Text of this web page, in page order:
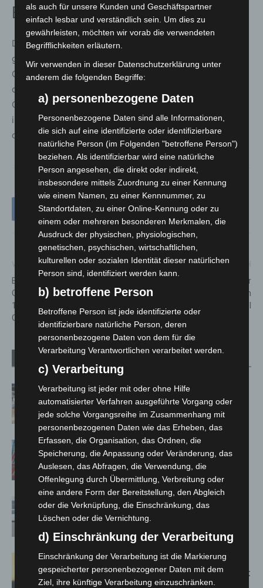
Einordnung
Die regelmäßig sinkenden Spendezahlen in Ferienzeiten
gelten als wiederkehrende Herausforderung für das
Gesundheitssystem. Gleichzeitig steigt der Bedarf durch
demografische Entwicklungen und eine alternde
Gesellschaft. Expertinnen und Experten warnen daher
immer wieder vor möglichen Versorgungsengpässen
ohne kontinuierliche Spendenbereitschaft.
Vorheriger Artikel
Blaulichtmeile in Seelze:
Großes Familienevent zum
130-jährigen Jubiläum der
Ortsfeuerwehr
Nächster Artikel
Tiefgaragenbrand: Feuerwehr
Langenhagen übt am Maritim
Kunst trifft Weingenuss: Barbara-
Susann Mehring zeigt ihre Werke im
Jacques’ Wein-Depot Isernhagen
A2: Zweite Turbobaustelle startet
zwischen Hannover-West und
Bothfeld
Niedersachsen: Feuerwehrkräfte
kehren nach Waldbrandeinsatz aus
Spanien zurück
Hannover: Erste Tigermücken-
Population in Niedersachsen entdeckt
als auch für unsere Kunden und Geschäftspartner
einfach lesbar und verständlich sein. Um dies zu
gewährleisten, möchten wir vorab die verwendeten
Begrifflichkeiten erläutern.
Wir verwenden in dieser Datenschutzerklärung unter
anderem die folgenden Begriffe:
a) personenbezogene Daten
Personenbezogene Daten sind alle Informationen,
die sich auf eine identifizierte oder identifizierbare
natürliche Person (im Folgenden "betroffene Person")
beziehen. Als identifizierbar wird eine natürliche
Person angesehen, die direkt oder indirekt,
insbesondere mittels Zuordnung zu einer Kennung
wie einem Namen, zu einer Kennnummer, zu
Standortdaten, zu einer Online-Kennung oder zu
einem oder mehreren besonderen Merkmalen, die
Ausdruck der physischen, physiologischen,
genetischen, psychischen, wirtschaftlichen,
kulturellen oder sozialen Identität dieser natürlichen
Person sind, identifiziert werden kann.
b) betroffene Person
Betroffene Person ist jede identifizierte oder
identifizierbare natürliche Person, deren
personenbezogene Daten von dem für die
Verarbeitung Verantwortlichen verarbeitet werden.
c) Verarbeitung
Verarbeitung ist jeder mit oder ohne Hilfe
automatisierter Verfahren ausgeführte Vorgang oder
jede solche Vorgangsreihe im Zusammenhang mit
personenbezogenen Daten wie das Erheben, das
Erfassen, die Organisation, das Ordnen, die
Speicherung, die Anpassung oder Veränderung, das
Auslesen, das Abfragen, die Verwendung, die
Offenlegung durch Übermittlung, Verbreitung oder
eine andere Form der Bereitstellung, den Abgleich
oder die Verknüpfung, die Einschränkung, das
Löschen oder die Vernichtung.
d) Einschränkung der Verarbeitung
Einschränkung der Verarbeitung ist die Markierung
gespeicherter personenbezogener Daten mit dem
Ziel, ihre künftige Verarbeitung einzuschränken.